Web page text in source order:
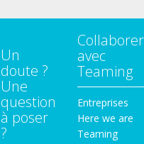
Un
doute ?
Une
question
à poser
?
Collaborer
avec
Teaming
Entreprises
Here we are
Teaming